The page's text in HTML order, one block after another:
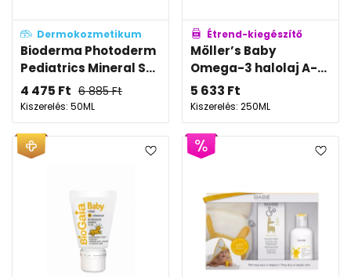
Dermokozmetikum
Bioderma Photoderm
Pediatrics Mineral S...
4 475 Ft 6 885Ft
Kiszerelés: 50ML
Étrend-kiegészítő
Möller’s Baby
Omega-3 halolaj A-...
5 633 Ft
Kiszerelés: 250ML